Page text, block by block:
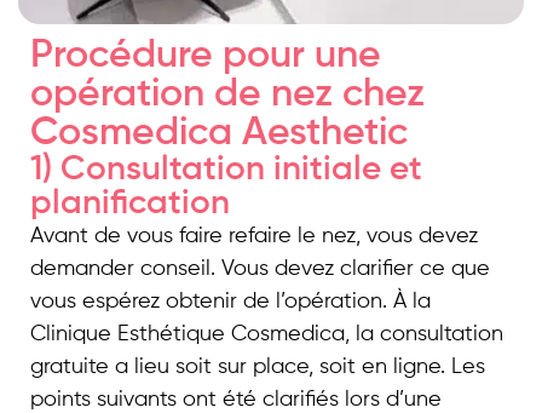
Procédure pour une
opération de nez chez
Cosmedica Aesthetic
1) Consultation initiale et
planification
Avant de vous faire refaire le nez, vous devez
demander conseil. Vous devez clarifier ce que
vous espérez obtenir de l’opération. À la
Clinique Esthétique Cosmedica, la consultation
gratuite a lieu soit sur place, soit en ligne. Les
points suivants ont été clarifiés lors d’une